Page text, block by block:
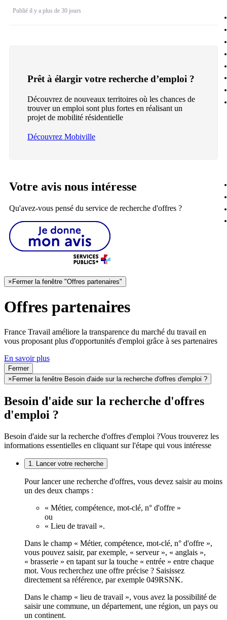
Publié il y a plus de 30 jours
Prêt à élargir votre recherche d’emploi ?
Découvrez de nouveaux territoires où les chances de
trouver un emploi sont plus fortes en réalisant un
projet de mobilité résidentielle
Découvrez Mobiville
Votre avis nous intéresse
Qu'avez-vous pensé du service de recherche d'offres ?
× Fermer la fenêtre "Offres partenaires"
Offres partenaires
France Travail améliore la transparence du marché du travail en
vous proposant plus d'opportunités d'emploi grâce à ses partenaires
En savoir plus
Fermer
×Fermer la fenêtre Besoin d'aide sur la recherche d'offres d'emploi ?
Besoin d'aide sur la recherche d'offres
d'emploi ?
Besoin d'aide sur la recherche d'offres d'emploi ?Vous trouverez les
informations essentielles en cliquant sur l'étape qui vous intéresse
1. Lancer votre recherche
Pour lancer une recherche d'offres, vous devez saisir au moins
un des deux champs :
« Métier, compétence, mot-clé, n° d'offre »
ou
« Lieu de travail ».
Dans le champ « Métier, compétence, mot-clé, n° d'offre »,
vous pouvez saisir, par exemple, « serveur », « anglais »,
« brasserie » en tapant sur la touche « entrée » entre chaque
mot. Vous recherchez une offre précise ? Saisissez
directement sa référence, par exemple 049RSNK.
Dans le champ « lieu de travail », vous avez la possibilité de
saisir une commune, un département, une région, un pays ou
un continent.